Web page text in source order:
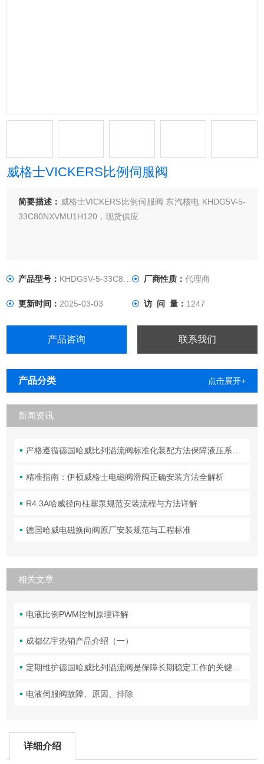
威格士VICKERS比例伺服阀
简要描述： 威格士VICKERS比例伺服阀 东汽核电 KHDG5V-5-
33C80NXVMU1H120，现货供应
产品型号： KHDG5V-5-33C80NXVMU1H120 厂商性质： 代理商
更新时间：2025-03-03 访 问 量： 1247
产品咨询 联系我们
产品分类 点击展开+
新闻资讯
严格遵循德国哈威比列溢流阀标准化装配方法保障液压系统压力调控精准可靠
精准指南：伊顿威格士电磁阀滑阀正确安装方法全解析
R4.3A哈威径向柱塞泵规范安装流程与方法详解
德国哈威电磁换向阀原厂安装规范与工程标准
相关文章
电液比例PWM控制原理详解
成都亿宇热销产品介绍（一）
定期维护德国哈威比列溢流阀是保障长期稳定工作的关键举措
电液伺服阀故障、原因、排除
详细介绍